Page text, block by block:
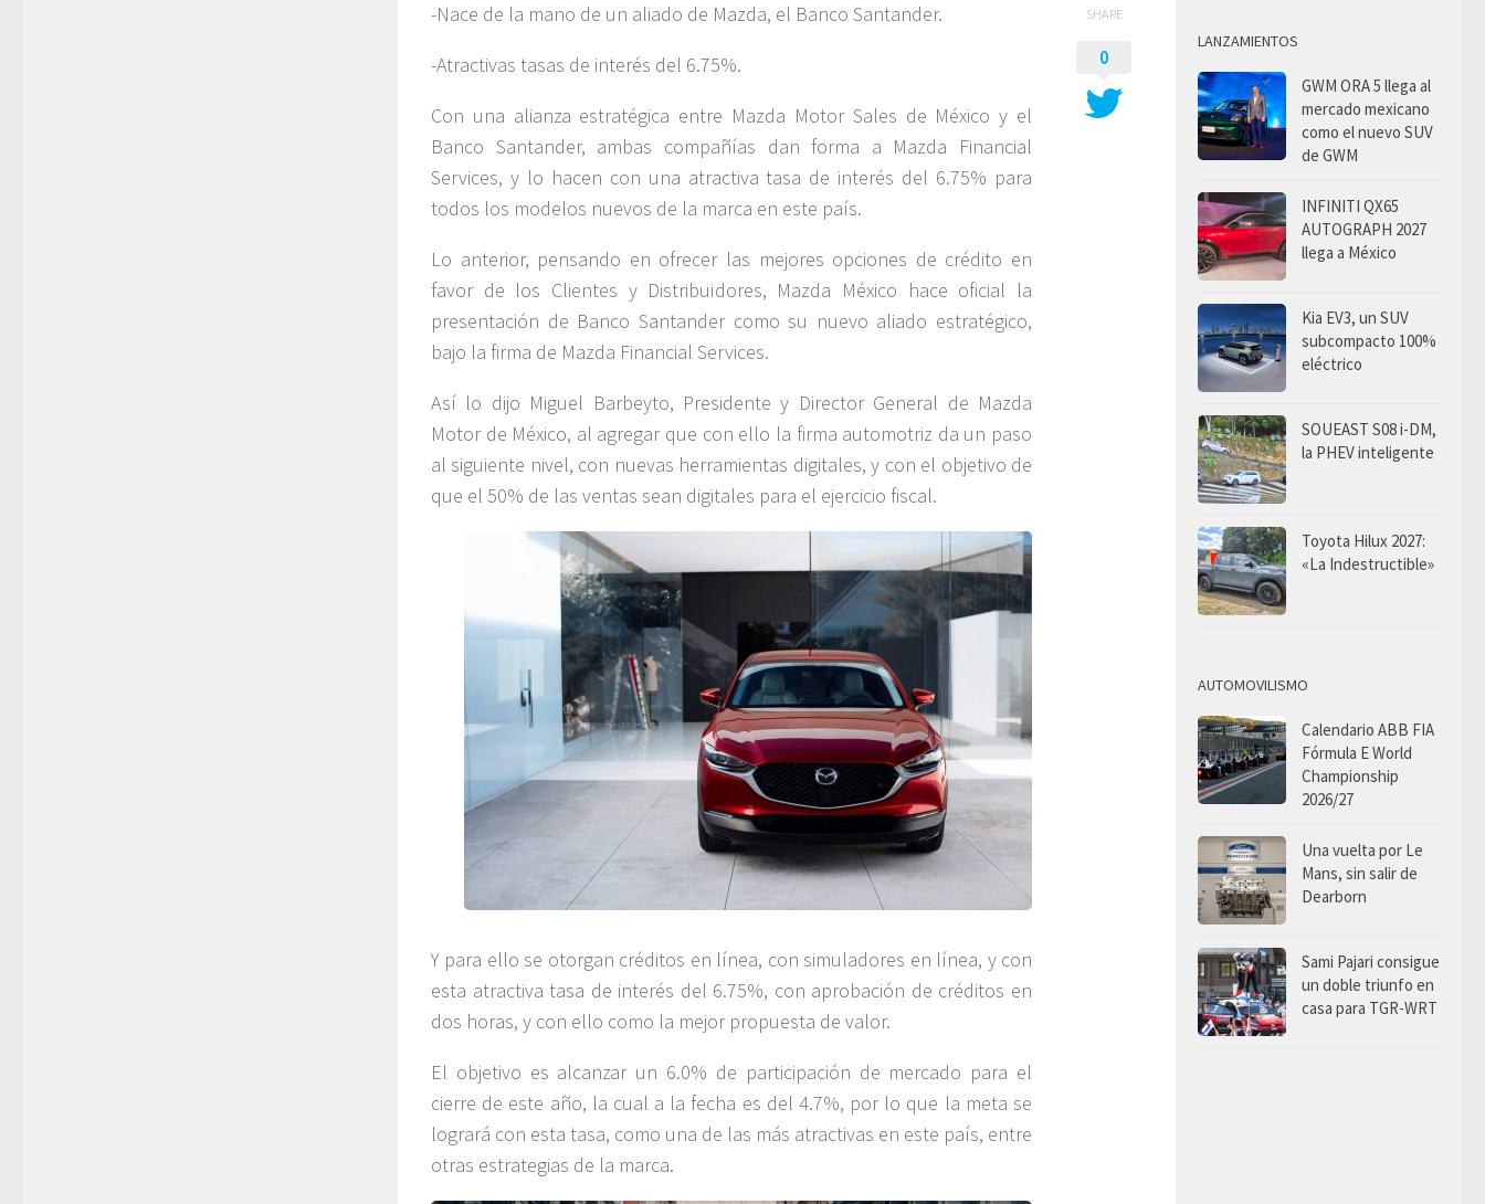
-Nace de la mano de un aliado de Mazda, el Banco Santander.
-Atractivas tasas de interés del 6.75%.
Con una alianza estratégica entre Mazda Motor Sales de México y el
Banco Santander, ambas compañías dan forma a Mazda Financial
Services, y lo hacen con una atractiva tasa de interés del 6.75% para
todos los modelos nuevos de la marca en este país.
Lo anterior, pensando en ofrecer las mejores opciones de crédito en
favor de los Clientes y Distribuidores, Mazda México hace oficial la
presentación de Banco Santander como su nuevo aliado estratégico,
bajo la firma de Mazda Financial Services.
Así lo dijo Miguel Barbeyto, Presidente y Director General de Mazda
Motor de México, al agregar que con ello la firma automotriz da un paso
al siguiente nivel, con nuevas herramientas digitales, y con el objetivo de
que el 50% de las ventas sean digitales para el ejercicio fiscal.
Y para ello se otorgan créditos en línea, con simuladores en línea, y con
esta atractiva tasa de interés del 6.75%, con aprobación de créditos en
dos horas, y con ello como la mejor propuesta de valor.
El objetivo es alcanzar un 6.0% de participación de mercado para el
cierre de este año, la cual a la fecha es del 4.7%, por lo que la meta se
logrará con esta tasa, como una de las más atractivas en este país, entre
otras estrategias de la marca.
SHARE
0
LANZAMIENTOS
GWM ORA 5 llega al
mercado mexicano
como el nuevo SUV
de GWM
INFINITI QX65
AUTOGRAPH 2027
llega a México
Kia EV3, un SUV
subcompacto 100%
eléctrico
SOUEAST S08 i-DM,
la PHEV inteligente
Toyota Hilux 2027:
«La Indestructible»
AUTOMOVILISMO
Calendario ABB FIA
Fórmula E World
Championship
2026/27
Una vuelta por Le
Mans, sin salir de
Dearborn
Sami Pajari consigue
un doble triunfo en
casa para TGR-WRT